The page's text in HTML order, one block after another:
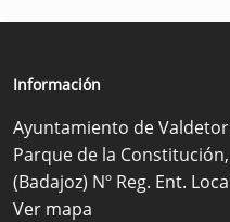
Información
Ayuntamiento de
Parque de la
(Badajoz) Nº Reg. Ent.
Ver mapa